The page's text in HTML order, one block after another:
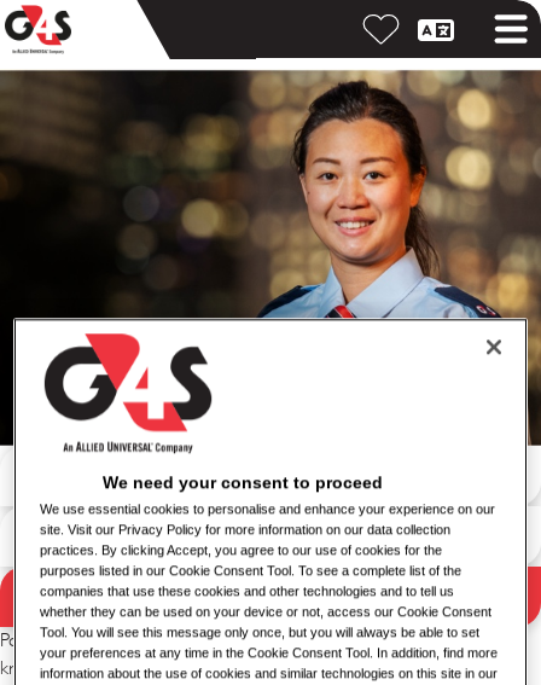
Rezultati pretrage
Pretraga po lokaciji
Pretraga
Pokušajte sa drugom kombinacijom ključnih reči / lokacije ili proširite
kriterijume pretrage.
We need your consent to proceed
We use essential cookies to personalise and enhance your experience on our
site. Visit our Privacy Policy for more information on our data collection
practices. By clicking Accept, you agree to our use of cookies for the
purposes listed in our Cookie Consent Tool. To see a complete list of the
companies that use these cookies and other technologies and to tell us
whether they can be used on your device or not, access our Cookie Consent
Tool. You will see this message only once, but you will always be able to set
your preferences at any time in the Cookie Consent Tool. In addition, find more
information about the use of cookies and similar technologies on this site in our